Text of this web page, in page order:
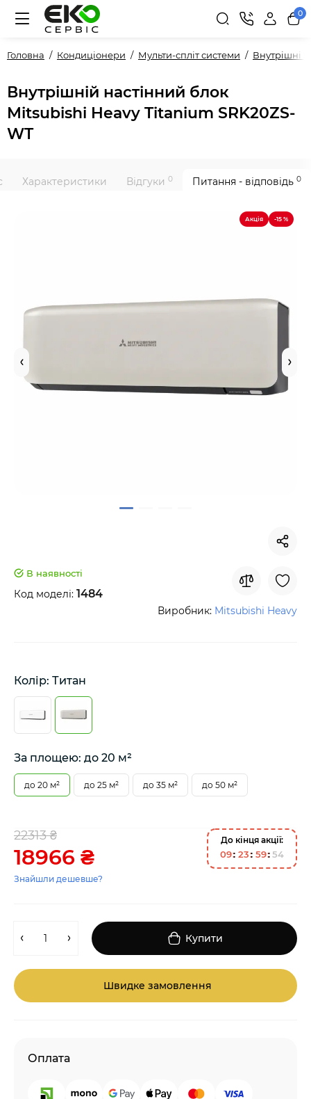
0
Головна Кондиціонери Мульти-спліт системи Внутрішні
Внутрішній настінний блок
Mitsubishi Heavy Titanium SRK20ZS-
WT
Характеристики Відгуки 0 Питання - відповідь 0
Акція -15 %
В наявності
Код моделі: 1484
Виробник: Mitsubishi Heavy
Колір: Титан
За площею: до 20 м²
до 20 м² до 25 м² до 35 м² до 50 м²
22313 ₴
18966 ₴
Знайшли дешевше?
До кінця акції:
09 23 59 54
Купити
Швидке замовлення
Оплата